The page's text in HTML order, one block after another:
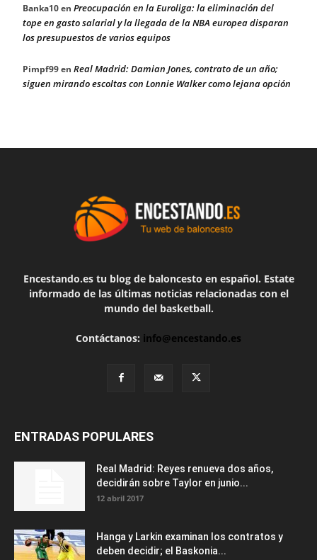
Banka10en Preocupación en la Euroliga: la eliminación del
tope en gasto salarial y la llegada de la NBA europea disparan
los presupuestos de varios equipos
Pimpf99en Real Madrid: Damian Jones, contrato de un año;
siguen mirando escoltas con Lonnie Walker como lejana opción
Encestando.es tu blog de baloncesto en español. Estate
informado de las últimas noticias relacionadas con el
mundo del basketball.
Contáctanos: info@encestando.es
ENTRADAS POPULARES
Real Madrid: Reyes renueva dos años,
decidirán sobre Taylor en junio...
12 abril 2017
Hanga y Larkin examinan los contratos y
deben decidir; el Baskonia...